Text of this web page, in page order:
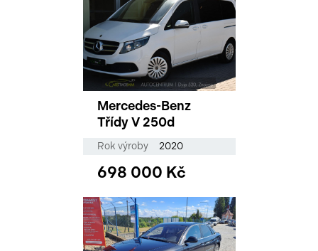
Mercedes-Benz
Třídy V 250d
Rok výroby 2020
698 000 Kč